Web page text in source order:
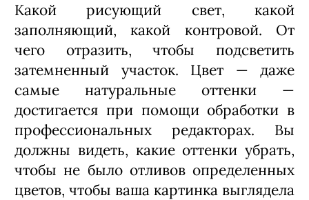
Какой рисующий свет, какой
заполняющий, какой контровой. От
чего отразить, чтобы подсветить
затемненный участок. Цвет — даже
самые натуральные оттенки —
достигается при помощи обработки в
профессиональных редакторах. Вы
должны видеть, какие оттенки убрать,
чтобы не было отливов определенных
цветов, чтобы ваша картинка выглядела